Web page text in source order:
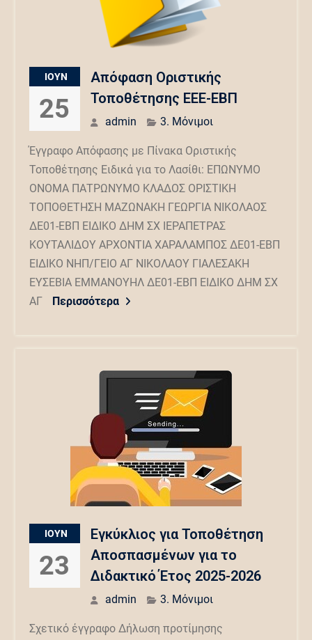
ΙΟΎΝ
25
Απόφαση Οριστικής
Τοποθέτησης ΕΕΕ-ΕΒΠ
admin 3. Μόνιμοι
Έγγραφο Απόφασης με Πίνακα Οριστικής
Τοποθέτησης Ειδικά για το Λασίθι: ΕΠΩΝΥΜΟ
ΟΝΟΜΑ ΠΑΤΡΩΝΥΜΟ ΚΛΑΔΟΣ ΟΡΙΣΤΙΚΗ
ΤΟΠΟΘΕΤΗΣΗ ΜΑΖΩΝΑΚΗ ΓΕΩΡΓΙΑ ΝΙΚΟΛΑΟΣ
ΔΕ01-ΕΒΠ ΕΙΔΙΚΟ ΔΗΜ ΣΧ ΙΕΡΑΠΕΤΡΑΣ
ΚΟΥΤΑΛΙΔΟΥ ΑΡΧΟΝΤΙΑ ΧΑΡΑΛΑΜΠΟΣ ΔΕ01-ΕΒΠ
ΕΙΔΙΚΟ ΝΗΠ/ΓΕΙΟ ΑΓ ΝΙΚΟΛΑΟΥ ΓΙΑΛΕΣΑΚΗ
ΕΥΣΕΒΙΑ ΕΜΜΑΝΟΥΗΛ ΔΕ01-ΕΒΠ ΕΙΔΙΚΟ ΔΗΜ ΣΧ
ΑΓ
Περισσότερα
ΙΟΎΝ
23
Εγκύκλιος για Τοποθέτηση
Αποσπασμένων για το
Διδακτικό Έτος 2025-2026
admin 3. Μόνιμοι
Σχετικό έγγραφο Δήλωση προτίμησης